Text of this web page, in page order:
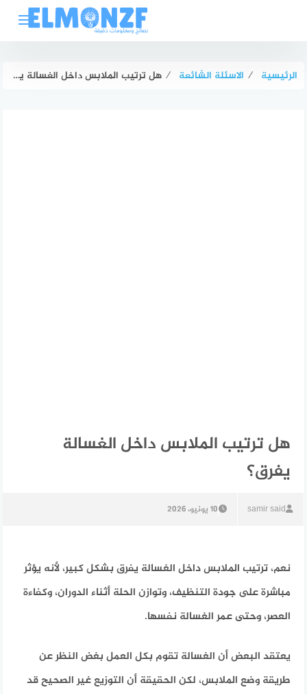
الرئيسية ⁄ الاسئلة الشائعة ⁄ هل ترتيب الملابس داخل الغسالة يفرق؟
هل ترتيب الملابس داخل الغسالة
يفرق؟
samir said 10 يونيو، 2026
نعم، ترتيب الملابس داخل الغسالة يفرق بشكل كبير، لأنه يؤثر
مباشرة على جودة التنظيف، وتوازن الحلة أثناء الدوران، وكفاءة
العصر، وحتى عمر الغسالة نفسها.
يعتقد البعض أن الغسالة تقوم بكل العمل بغض النظر عن
طريقة وضع الملابس، لكن الحقيقة أن التوزيع غير الصحيح قد